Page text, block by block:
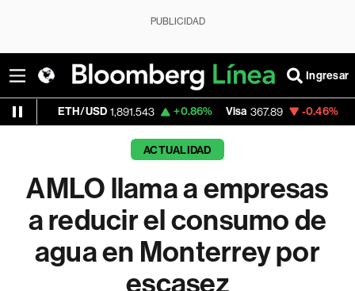
PUBLICIDAD
Ingresar
1,891.543 +0.86% Visa 367.89 -0.46%
ACTUALIDAD
AMLO llama a empresas
a reducir el consumo de
agua en Monterrey por
escasez